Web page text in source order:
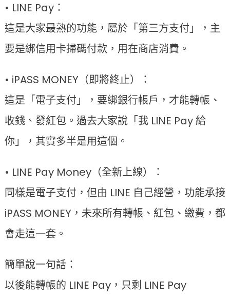
• LINE Pay：
這是大家最熟的功能，屬於「第三方支付」，主
要是綁信用卡掃碼付款，用在商店消費。
• iPASS MONEY（即將終止）：
這是「電子支付」，要綁銀行帳戶，才能轉帳、
收錢、發紅包。過去大家說「我 LINE Pay 給
你」，其實多半是用這個。
• LINE Pay Money（全新上線）：
同樣是電子支付，但由 LINE 自己經營，功能承接
iPASS MONEY，未來所有轉帳、紅包、繳費，都
會走這一套。
簡單說一句話：
以後能轉帳的 LINE Pay，只剩 LINE Pay